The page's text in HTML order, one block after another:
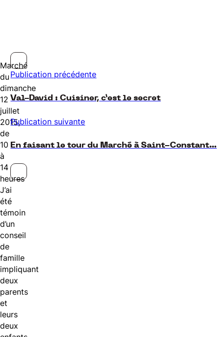
Marché
du
dimanche
12
juillet
2015,
de
10
à
14
heures
J’ai
été
témoin
d’un
conseil
de
famille
impliquant
deux
parents
et
leurs
deux
Publication précédente
Val-David : Cuisiner, c’est le secret
Publication suivante
En faisant le tour du Marché à Saint-Constant…